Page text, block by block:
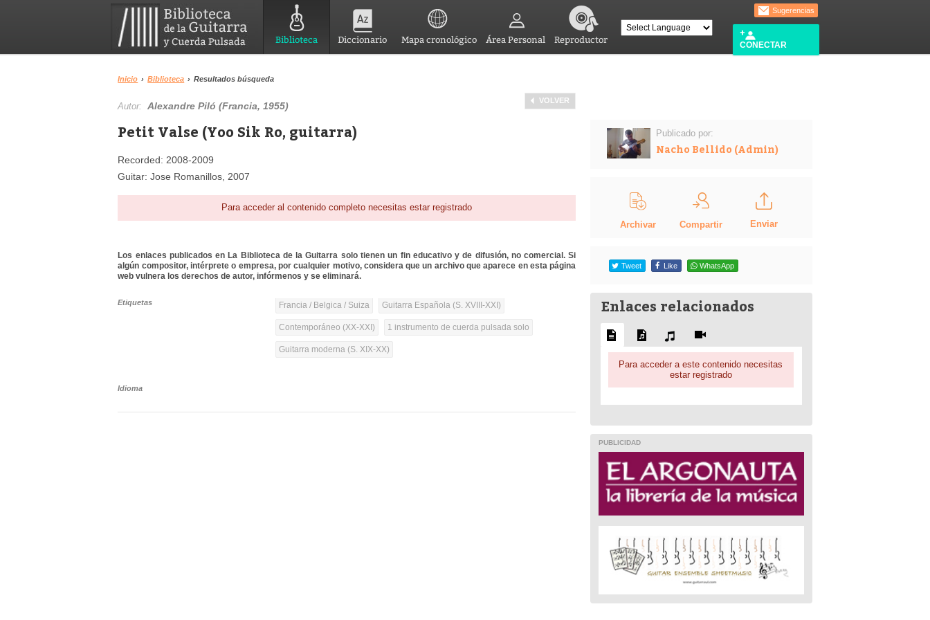
Biblioteca Diccionario Mapa cronológico Área Personal Reproductor
Sugerencias
CONECTAR
Inicio › Biblioteca › Resultados búsqueda
VOLVER
Autor:Alexandre Piló (Francia, 1955)
Petit Valse (Yoo Sik Ro, guitarra)
Recorded: 2008-2009
Guitar: Jose Romanillos, 2007
Para acceder al contenido completo necesitas estar registrado
Los enlaces publicados en La Biblioteca de la Guitarra solo tienen un fin educativo y de difusión, no comercial. Si
algún compositor, intérprete o empresa, por cualquier motivo, considera que un archivo que aparece en esta página
web vulnera los derechos de autor, infórmenos y se eliminará.
Etiquetas Francia / Belgica / Suiza Guitarra Española (S. XVIII-XXI)
Contemporáneo (XX-XXI) 1 instrumento de cuerda pulsada solo
Guitarra moderna (S. XIX-XX)
Idioma
Publicado por:
Nacho Bellido (Admin)
Archivar Compartir Enviar
Tweet Like WhatsApp
Enlaces relacionados
Para acceder a este contenido necesitas
estar registrado
PUBLICIDAD